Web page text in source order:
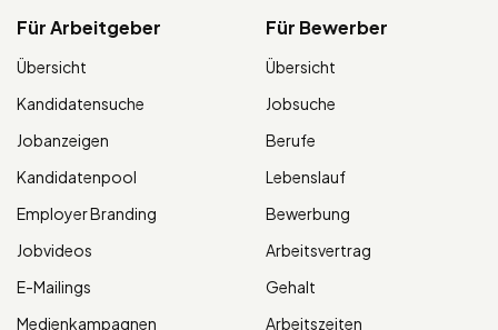
Für Arbeitgeber
Übersicht
Kandidatensuche
Jobanzeigen
Kandidatenpool
Employer Branding
Jobvideos
E-Mailings
Medienkampagnen
Für Bewerber
Übersicht
Jobsuche
Berufe
Lebenslauf
Bewerbung
Arbeitsvertrag
Gehalt
Arbeitszeiten